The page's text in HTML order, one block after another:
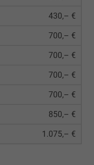
430,– €
700,– €
700,– €
700,– €
700,– €
850,– €
1.075,– €